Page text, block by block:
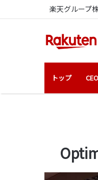
楽天グループ
トップ